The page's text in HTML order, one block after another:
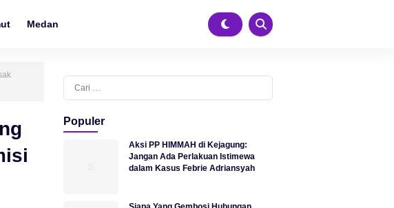
Medan
Cari
untuk:
Populer
Aksi PP HIMMAH di Kejagung:
Jangan Ada Perlakuan Istimewa
dalam Kasus Febrie Adriansyah